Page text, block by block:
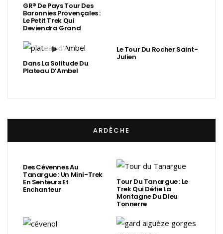
GR® De Pays Tour Des
Baronnies Provençales :
Le Petit Trek Qui
Deviendra Grand
Dans La Solitude Du
Plateau D’Ambel
Le Tour Du Rocher Saint-
Julien
ARDÈCHE
Des Cévennes Au
Tanargue : Un Mini-Trek
En Senteurs Et
Enchanteur
Tour Du Tanargue : Le
Trek Qui Défie La
Montagne Du Dieu
Tonnerre